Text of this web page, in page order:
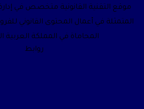
موقع التقنية القانونية متخصص في إدارة
المتمثلة في أعمال المحتوى القانوني
المحاماة في المملكة العربية
روابط